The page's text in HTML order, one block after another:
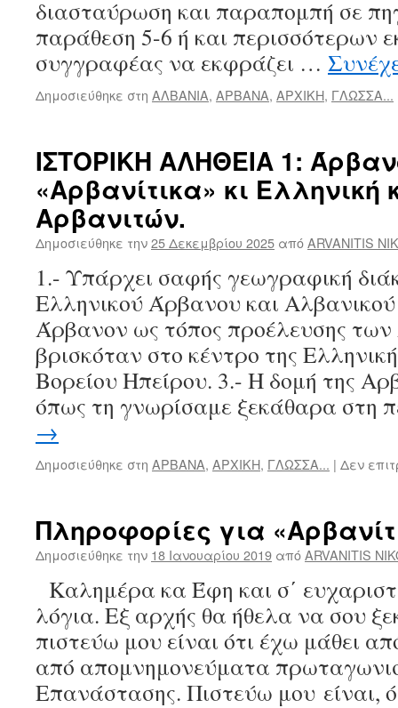
διασταύρωση και παραπομπή σε
παράθεση 5-6 ή και περισσότερων
συγγραφέας να εκφράζει …
Δημοσιεύθηκε στη ΑΛΒΑΝΙΑ, ΑΡΒΑΝΑ, ΑΡΧΙΚΗ, ΓΛΩΣΣΑ...
ΙΣΤΟΡΙΚΗ ΑΛΗΘΕΙΑ 1:
«Αρβανίτικα» κι
Αρβανιτών.
Δημοσιεύθηκε την25 Δεκεμβρίου 2025 απόARVANITIS
1.- Υπάρχει σαφής γεωγραφική
Ελληνικού Άρβανου και
Άρβανον ως τόπος προέλευσης
βρισκόταν στο κέντρο της
Βορείου Ηπείρου. 3.- Η δομή της
όπως τη γνωρίσαμε ξεκάθαρα στη
→
Δημοσιεύθηκε στη ΑΡΒΑΝΑ, ΑΡΧΙΚΗ, ΓΛΩΣΣΑ... | Δεν
Πληροφορίες για
Δημοσιεύθηκε την 18 Ιανουαρίου 2019 απόARVANITIS
Καλημέρα κα Έφη και σ΄
λόγια. Εξ αρχής θα ήθελα να σου
πιστεύω μου είναι ότι έχω μάθει
από απομνημονεύματα
Επανάστασης. Πιστεύω μου είναι,